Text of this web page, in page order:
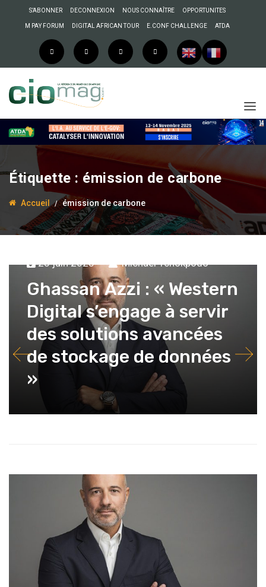
S’ABONNER DECONNEXION NOUS CONNAÎTRE OPPORTUNITES
M PAY FORUM DIGITAL AFRICAN TOUR E.CONF CHALLENGE ATDA
Étiquette : émission de carbone
Accueil émission de carbone
23 juin 2023 Michaël Tchokpodo
Ghassan Azzi : « Western
Digital s’engage à servir
des solutions avancées
de stockage de données
»